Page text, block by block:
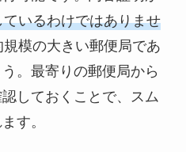
いるわけではありませ
模の大きい郵便局であ
。最寄りの郵便局から
しておくことで、スム
す。